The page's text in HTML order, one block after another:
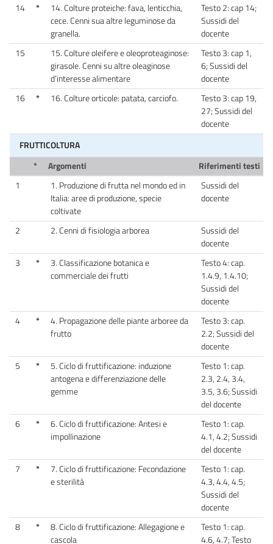
14
*
14. Colture proteiche: fava, lenticchia,
cece. Cenni sua altre leguminose da
granella.
Testo 2: cap 14;
Sussidi del
docente
15
15. Colture oleifere e oleoproteaginose:
girasole. Cenni su altre oleaginose
d’interesse alimentare
Testo 3: cap 1,
6; Sussidi del
docente
16
* 16. Colture orticole: patata, carciofo.
Testo 3: cap 19,
27; Sussidi del
docente
FRUTTICOLTURA
*
Argomenti
Riferimenti testi
1
1. Produzione di frutta nel mondo ed in
Italia: aree di produzione, specie
coltivate
Sussidi del
docente
2 2. Cenni di fisiologia arborea
Sussidi del
docente
3
*
3. Classificazione botanica e
commerciale dei frutti
Testo 4: cap.
1.4.9, 1.4.10;
Sussidi del
docente
4
*
4. Propagazione delle piante arboree da
frutto
Testo 3: cap.
2.2; Sussidi del
docente
5
*
5. Ciclo di fruttificazione: induzione
antogena e differenziazione delle
gemme
Testo 1: cap.
2.3, 2.4, 3.4,
3.5, 3.6; Sussidi
del docente
6
*
6. Ciclo di fruttificazione: Antesi e
impollinazione
Testo 1: cap.
4.1, 4.2; Sussidi
del docente
7
*
7. Ciclo di fruttificazione: Fecondazione
e sterilità
Testo 1: cap.
4.3, 4.4, 4.5;
Sussidi del
docente
8
*
8. Ciclo di fruttificazione: Allegagione e
cascola
Testo 1: cap.
4.6, 4.7; Testo